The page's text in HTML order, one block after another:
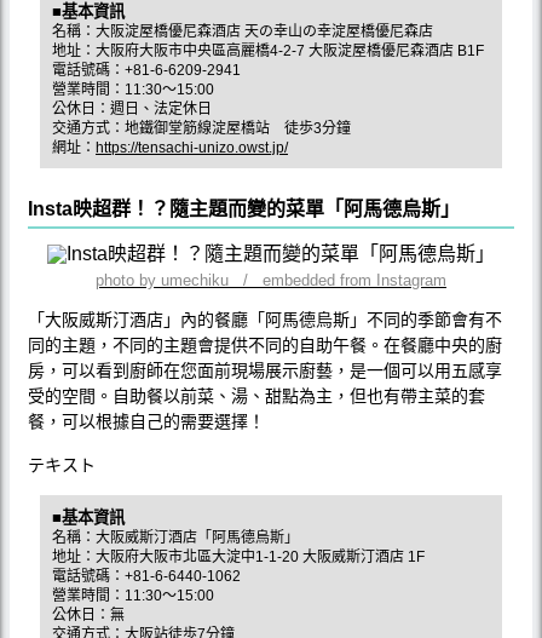
■基本資訊
名稱：大阪淀屋橋優尼森酒店 天の幸山の幸淀屋橋優尼森店
地址：大阪府大阪市中央區高麗橋4-2-7 大阪淀屋橋優尼森酒店 B1F
電話號碼：+81-6-6209-2941
營業時間：11:30～15:00
公休日：週日、法定休日
交通方式：地鐵御堂筋線淀屋橋站 徒歩3分鐘
網址： https://tensachi-unizo.owst.jp/
Insta映超群！？隨主題而變的菜單「阿馬德烏斯」
photo by umechiku / embedded from Instagram
「大阪威斯汀酒店」內的餐廳「阿馬德烏斯」不同的季節會有不
同的主題，不同的主題會提供不同的自助午餐。在餐廳中央的廚
房，可以看到廚師在您面前現場展示廚藝，是一個可以用五感享
受的空間。自助餐以前菜、湯、甜點為主，但也有帶主菜的套
餐，可以根據自己的需要選擇！
テキスト
■基本資訊
名稱：大阪威斯汀酒店「阿馬德烏斯」
地址：大阪府大阪市北區大淀中1-1-20 大阪威斯汀酒店 1F
電話號碼：+81-6-6440-1062
營業時間：11:30～15:00
公休日：無
交通方式：大阪站徒歩7分鐘